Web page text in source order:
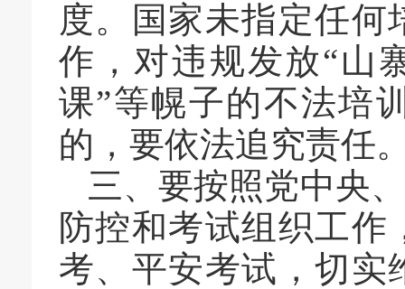
度。
国家未指定任
作，对违规发放“山
课”等幌子的不法培
的，要依法追究责任
三、要按照党中央
防控和考试组织工作
考、平安考试，切实